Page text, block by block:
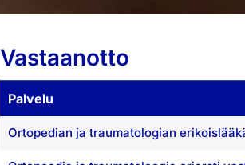
Vastaanotto
Palvelu
Ortopedian ja traumatologian